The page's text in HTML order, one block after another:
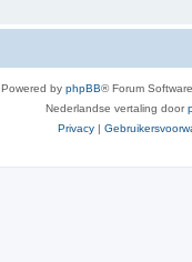
Powered by phpBB® Forum
Nederlandse vertaling door
Privacy |